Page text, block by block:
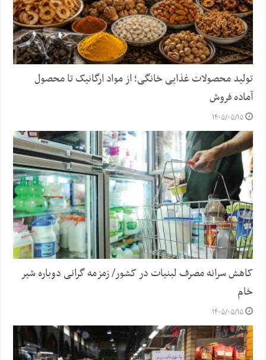
تولید محصولات غذایی خانگی؛ از مواد ارگانیک تا محصول
آماده فروش
۱۴۰۵/۰۵/۱۵
کاهش سرانه مصرف لبنیات در کشور/ زمزمه گرانی دوباره شیر
خام
۱۴۰۵/۰۵/۱۵